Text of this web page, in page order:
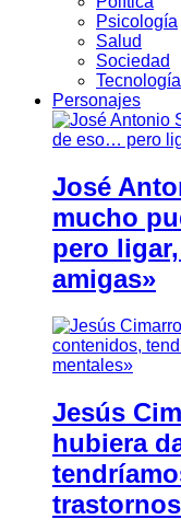
Psicología
Salud
Sociedad
Tecnología
Personajes
José
mucho
pero
amigas»
Jesús
hubiera